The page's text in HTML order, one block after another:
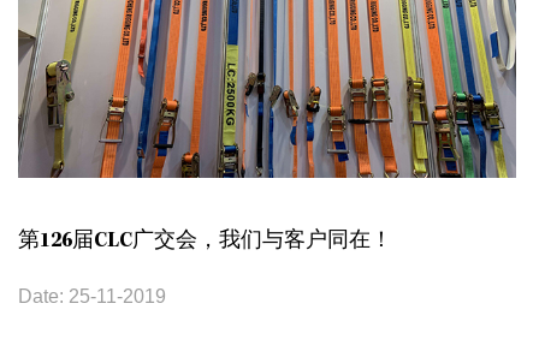
第126届CLC广交会，我们与客户同在！
Date: 25-11-2019